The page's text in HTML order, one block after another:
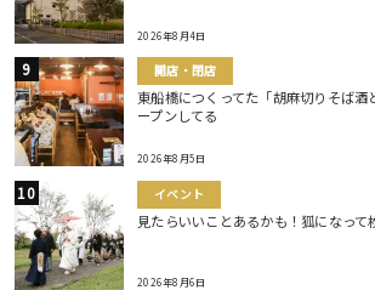
2026年8月4日
開店・閉店
東船橋につくってた「胡麻切りそば酒
ープンしてる
2026年8月5日
イベント
見たらいいことあるかも！狐になって
2026年8月6日